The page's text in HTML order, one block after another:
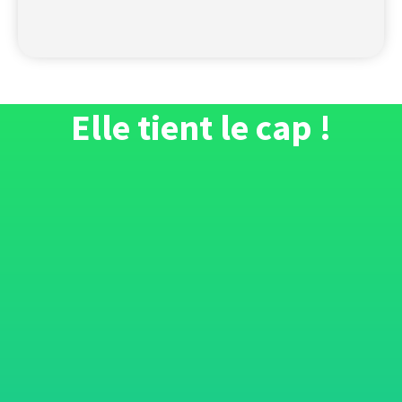
Elle tient le cap !